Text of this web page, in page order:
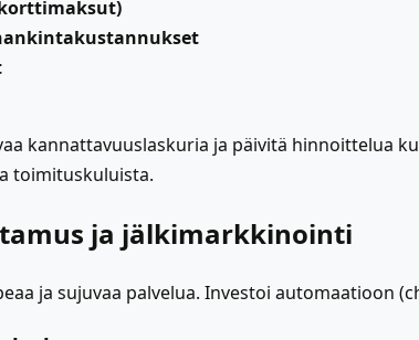
kannattavuuslaskuria ja päivitä hinnoittelua
toimituskuluista.
ja jälkimarkkinointi
ja sujuvaa palvelua. Investoi automaatioon